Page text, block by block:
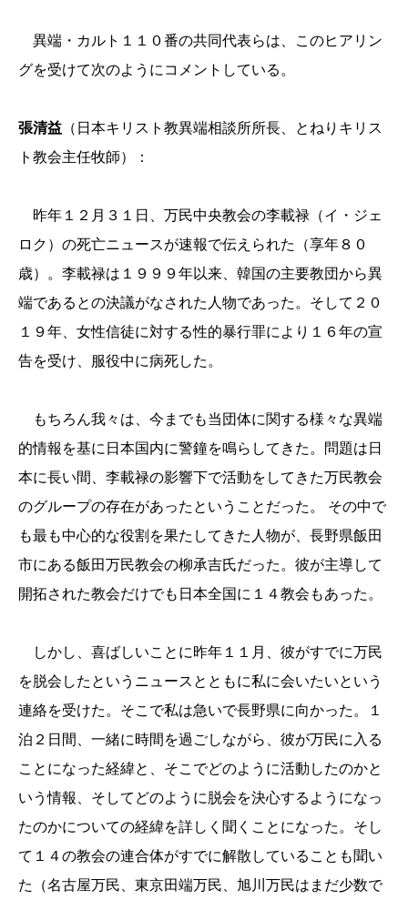
異端・カルト １１０番の共同代表らは、このヒアリン
グを受けて次のようにコメントしている。
張清益 （日本キリスト教異端相談所所長、とねりキリス
ト教会主任牧師）：
昨年 １２ 月 ３１ 日、万民中央教会の李載禄（イ・ジェ
ロク） の死亡ニュースが速報で伝えられた（享年８０
歳）。 李載禄は １９９９ 年以来、韓国の主要教団から異
端であるとの決議がなされた人物であった。そして ２０
１９ 年、女性信徒に対する性的暴行罪により １６ 年の宣
告を受け、服役中に病死した。
もちろん我々は、今までも当団体に関する様々な異端
的情報を基に日本国内に警鐘を鳴らしてきた。問題は日
本に長い間、 李載禄の影響下で活動をしてきた万民教会
のグループの存在があったということだった。
その中で
も最も中心的な役割を果たしてきた人物が、長野県飯田
市にある飯田万民教会の柳承吉氏だった。彼が主導して
開拓された教会だけでも日本全国に １４教会もあった。
しかし、喜ばしいことに昨年 １１ 月、彼がすでに万民
を脱会したというニュースとともに私に会いたいという
連絡を受けた。そこで私は急いで長野県に向かった。
１
泊 ２ 日間、一緒に時間を過ごしながら、彼が万民に入る
ことになった経緯と、そこでどのように活動したのかと
いう情報、そしてどのように脱会を決心するようになっ
たのかについての経緯を詳しく聞くことになった。そし
て １４の教会の連合体がすでに解散していることも聞い
た（名古屋万民、東京田端万民、旭川万民はまだ少数で